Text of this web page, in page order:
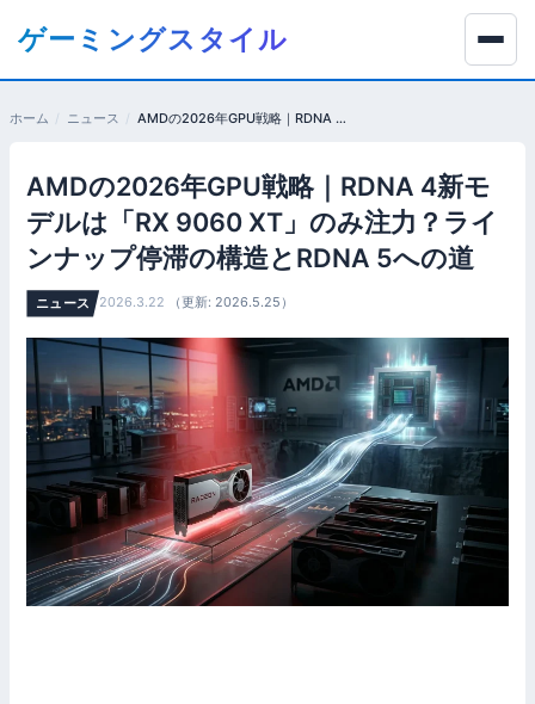
ツ
ゲーミングスタイル
ホーム ニュース AMDの2026年GPU戦略｜RDNA 4新モデルは「RX 9060 XT」のみ注力？ラインナップ停滞の構造とRDNA 5への道
AMDの2026年GPU戦略｜RDNA 4新モ
デルは「RX 9060 XT」のみ注力？ライ
ンナップ停滞の構造とRDNA 5への道
ニュース 2026.3.22 （更新: 2026.5.25）